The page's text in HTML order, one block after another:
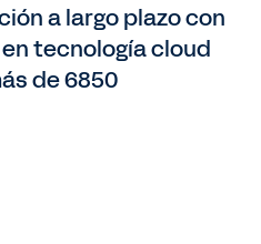
a largo plazo con
tecnología cloud
de 6850